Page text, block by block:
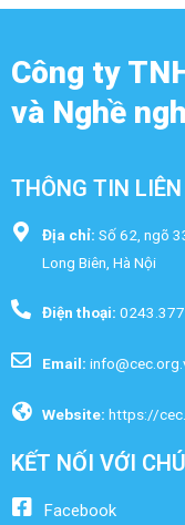
Công ty
và Nghề
THÔNG TIN LIÊN
Địa chỉ: Số 62, ngõ
Long Biên, Hà Nội
Điện thoại:
Email:
Website: https://
KẾT NỐI VỚI
Facebook